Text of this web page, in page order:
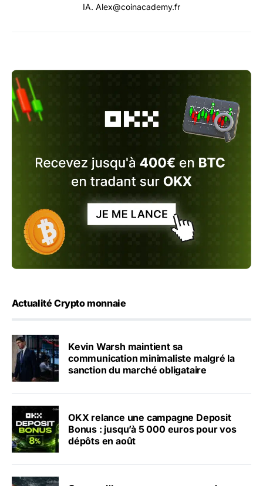
IA. Alex@coinacademy.fr
Actualité Crypto monnaie
Kevin Warsh maintient sa
communication minimaliste malgré la
sanction du marché obligataire
OKX relance une campagne Deposit
Bonus : jusqu’à 5 000 euros pour vos
dépôts en août